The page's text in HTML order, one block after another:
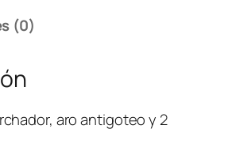
(0)
aro antigoteo y 2